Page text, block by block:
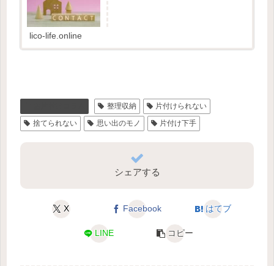
lico-life.online
整理収納
片付けられない
捨てられない
思い出のモノ 片付け下手
シェアする
X Facebook はてブ
LINE コピー